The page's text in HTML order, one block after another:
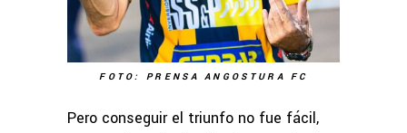
FOTO: PRENSA ANGOSTURA FC
Pero conseguir el triunfo no fue fácil,